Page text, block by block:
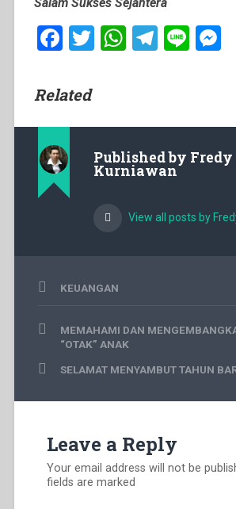
Facebook
Twitter
WhatsApp
Line
Related
Published by Fredy
Kurniawan
View all posts by
KEUANGAN
kurniawan,
fredykurniawan.com
financial,
keuangan
memahami
www.fredykurniawan.com
Post
navigation
MEMAHAMI DAN
“OTAK” ANAK
SELAMAT MENYAMBUT TAHUN
Leave a Reply
Your email address will not be
fields are marked